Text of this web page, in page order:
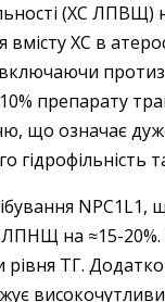
(ХС ЛПВЩ)
ХС в
препарату
що означає
на ≈15-
ТГ.